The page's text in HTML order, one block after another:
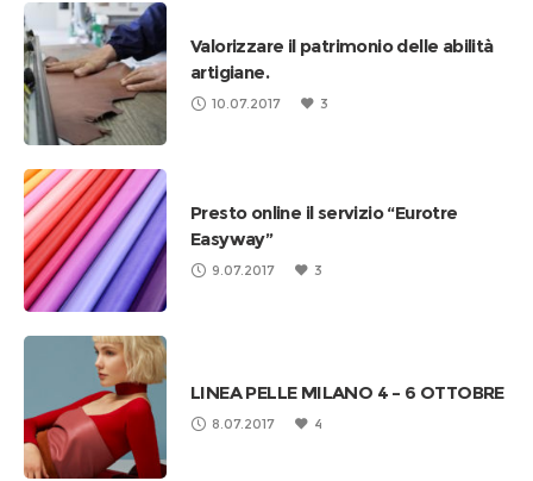
Valorizzare il patrimonio delle abilità
artigiane.
10.07.2017 3
Presto online il servizio “Eurotre
Easyway”
9.07.2017 3
LINEA PELLE MILANO 4 – 6 OTTOBRE
8.07.2017 4